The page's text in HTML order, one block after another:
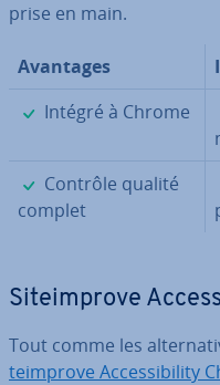
prise en main.
Avantages
✓
Intégré à Chrome
✓
Contrôle qualité
complet
Si­teim­prove
Tout comme les
teim­prove Ac­ces­si­bi­lity